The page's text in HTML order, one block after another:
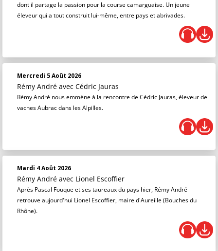
dont il partage la passion pour la course camarguaise. Un jeune
éleveur qui a tout construit lui-même, entre pays et abrivades.
Mercredi 5 Août 2026
Rémy André avec Cédric Jauras
Rémy André nous emmène à la rencontre de Cédric Jauras, éleveur de
vaches Aubrac dans les Alpilles.
Mardi 4 Août 2026
Rémy André avec Lionel Escoffier
Après Pascal Fouque et ses taureaux du pays hier, Rémy André
retrouve aujourd'hui Lionel Escoffier, maire d'Aureille (Bouches du
Rhône).